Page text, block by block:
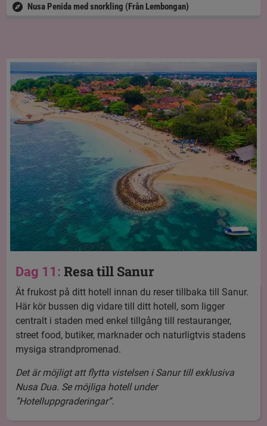
Nusa Penida med snorkling (Från Lembongan)
Dag 11:Resa till Sanur
Ät frukost på ditt hotell innan du reser tillbaka till Sanur.
Här kör bussen dig vidare till ditt hotell, som ligger
centralt i staden med enkel tillgång till restauranger,
street food, butiker, marknader och naturligtvis stadens
mysiga strandpromenad.
Det är möjligt att flytta vistelsen i Sanur till exklusiva
Nusa Dua. Se möjliga hotell under
”Hotelluppgraderingar”.